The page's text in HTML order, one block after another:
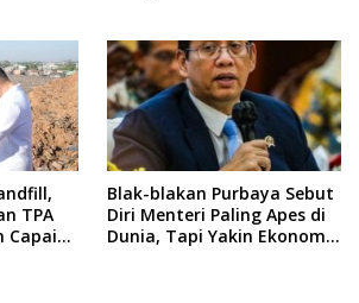
TPA
Capai
Blak-blakan Purbaya Sebut
Diri Menteri Paling Apes di
Dunia, Tapi Yakin Ekonomi